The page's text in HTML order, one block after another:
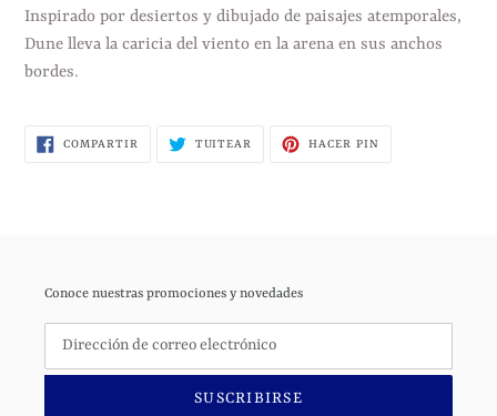
el
producto
a
de
Inspirado por desiertos y dibujado de paisajes atemporales,
Dune lleva la caricia del viento en la arena en sus anchos
bordes.
COMPARTIR COMPARTIRTUITEAR TUITEARHACER PINPINEAR
Conoce nuestras promociones y novedades
SUSCRIBIRSE